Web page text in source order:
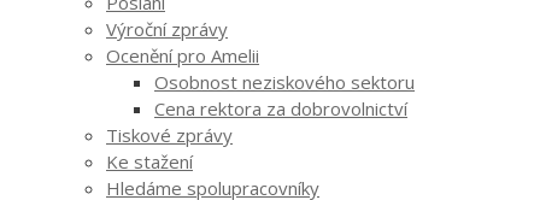
Výroční zprávy
Ocenění pro Amelii
Osobnost neziskového sektoru
Cena rektora za dobrovolnictví
Tiskové zprávy
Ke stažení
Hledáme spolupracovníky